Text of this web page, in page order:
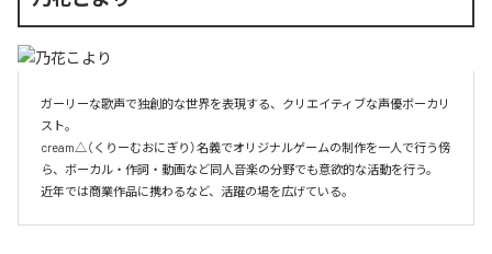
ガーリーな歌声で独創的な世界を表現する、クリエイティブな声優ボーカリ
スト。
cream△（くりーむおにぎり）名義でオリジナルゲームの制作を一人で行う傍
ら、ボーカル・作詞・動画など同人音楽の分野でも意欲的な活動を行う。
近年では商業作品に携わるなど、活躍の場を広げている。